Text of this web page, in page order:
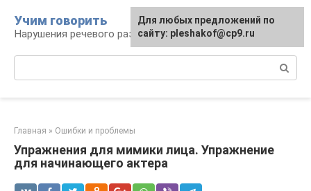
контенту
Учим говорить
Нарушения речевого развития
Главная » Ошибки и проблемы
Упражнения для мимики лица. Упражнение
для начинающего актера
Для любых предложений по
сайту: pleshakof@cp9.ru